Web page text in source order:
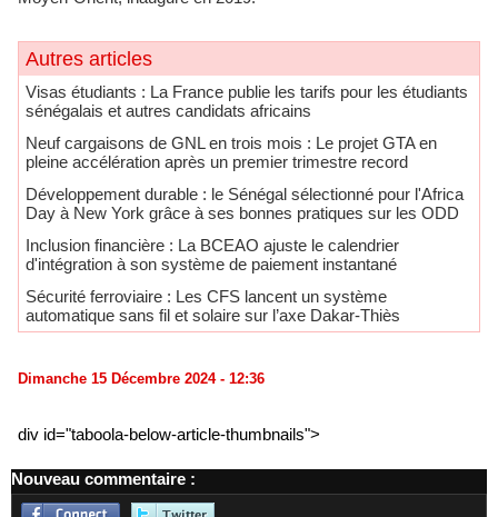
Autres articles
​Visas étudiants : La France publie les tarifs pour les étudiants
sénégalais et autres candidats africains
Neuf cargaisons de GNL en trois mois : Le projet GTA en
pleine accélération après un premier trimestre record
Développement durable : le Sénégal sélectionné pour l'Africa
Day à New York grâce à ses bonnes pratiques sur les ODD
​Inclusion financière : La BCEAO ajuste le calendrier
d'intégration à son système de paiement instantané
Sécurité ferroviaire : Les CFS lancent un système
automatique sans fil et solaire sur l’axe Dakar-Thiès
Dimanche 15 Décembre 2024 - 12:36
div id="taboola-below-article-thumbnails">
Nouveau commentaire :